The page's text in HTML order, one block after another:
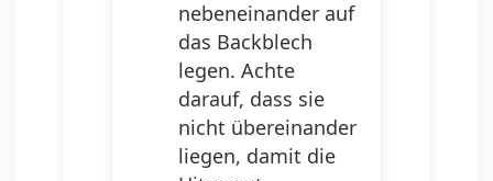
nebeneinander auf
das Backblech
legen. Achte
darauf, dass sie
nicht übereinander
liegen, damit die